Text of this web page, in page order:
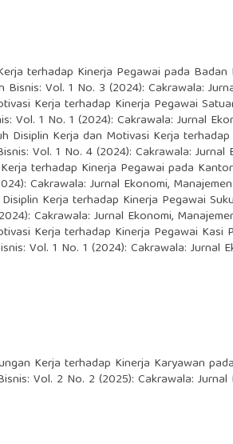
terhadap Kinerja Pegawai pada
Vol. 1 No. 3 (2024): Cakrawala:
Kerja terhadap Kinerja Pegawai
Vol. 1 No. 1 (2024): Cakrawala: Jurnal
Disiplin Kerja dan Motivasi Kerja
Vol. 1 No. 4 (2024): Cakrawala:
terhadap Kinerja Pegawai pada
Cakrawala: Jurnal Ekonomi,
Kerja terhadap Kinerja Pegawai
Cakrawala: Jurnal Ekonomi,
Kerja terhadap Kinerja Pegawai Kasi
Vol. 1 No. 1 (2024): Cakrawala: Jurnal
Kerja terhadap Kinerja Karyawan
Vol. 2 No. 2 (2025): Cakrawala: